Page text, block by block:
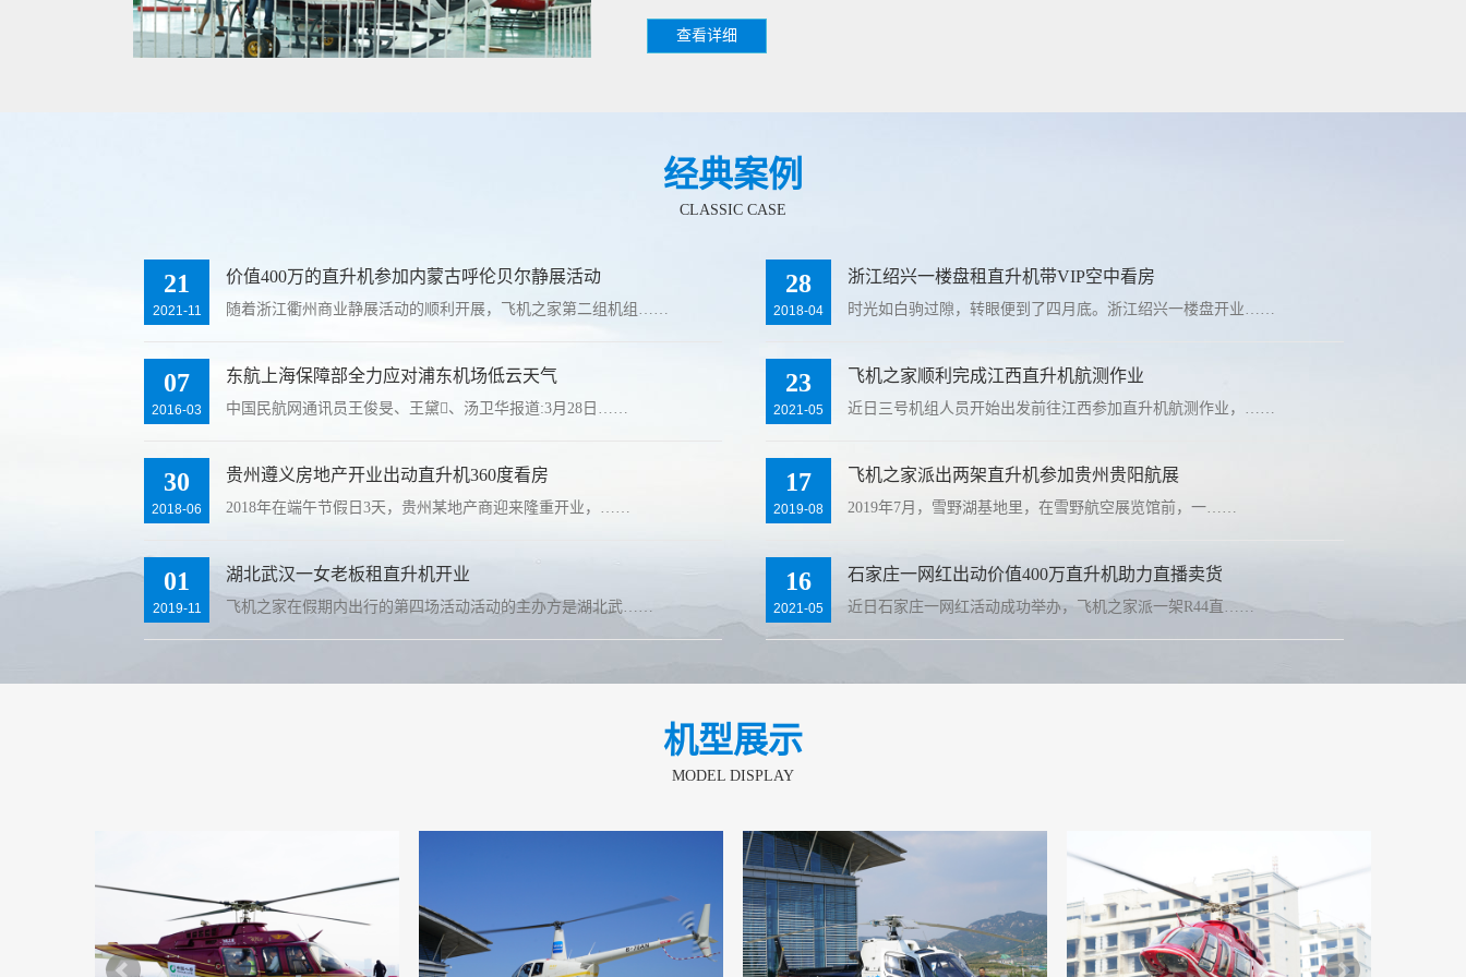
查看详细
经典案例
CLASSIC CASE
21
2021-11
价值400万的直升机参加内蒙古呼伦贝尔静展活动
随着浙江衢州商业静展活动的顺利开展，飞机之家第二组机组……
07
2016-03
东航上海保障部全力应对浦东机场低云天气
中国民航网通讯员王俊旻、王黛、汤卫华报道:3月28日……
30
2018-06
贵州遵义房地产开业出动直升机360度看房
2018年在端午节假日3天，贵州某地产商迎来隆重开业，……
01
2019-11
湖北武汉一女老板租直升机开业
飞机之家在假期内出行的第四场活动活动的主办方是湖北武……
28
2018-04
浙江绍兴一楼盘租直升机带VIP空中看房
时光如白驹过隙，转眼便到了四月底。浙江绍兴一楼盘开业……
23
2021-05
飞机之家顺利完成江西直升机航测作业
近日三号机组人员开始出发前往江西参加直升机航测作业，……
17
2019-08
飞机之家派出两架直升机参加贵州贵阳航展
2019年7月，雪野湖基地里，在雪野航空展览馆前，一……
16
2021-05
石家庄一网红出动价值400万直升机助力直播卖货
近日石家庄一网红活动成功举办，飞机之家派一架R44直……
机型展示
MODEL DISPLAY